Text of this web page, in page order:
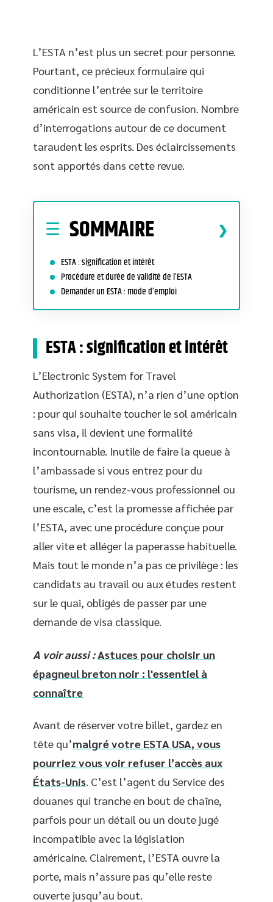
L’ESTA n’est plus un secret pour personne.
Pourtant, ce précieux formulaire qui
conditionne l’entrée sur le territoire
américain est source de confusion. Nombre
d’interrogations autour de ce document
taraudent les esprits. Des éclaircissements
sont apportés dans cette revue.
SOMMAIRE
ESTA : signification et intérêt
Procédure et durée de validité de l’ESTA
Demander un ESTA : mode d’emploi
ESTA : signification et intérêt
L’Electronic System for Travel
Authorization (ESTA), n’a rien d’une option
: pour qui souhaite toucher le sol américain
sans visa, il devient une formalité
incontournable. Inutile de faire la queue à
l’ambassade si vous entrez pour du
tourisme, un rendez-vous professionnel ou
une escale, c’est la promesse affichée par
l’ESTA, avec une procédure conçue pour
aller vite et alléger la paperasse habituelle.
Mais tout le monde n’a pas ce privilège : les
candidats au travail ou aux études restent
sur le quai, obligés de passer par une
demande de visa classique.
A voir aussi : Astuces pour choisir un
épagneul breton noir : l'essentiel à
connaître
Avant de réserver votre billet, gardez en
tête qu’malgré votre ESTA USA, vous
pourriez vous voir refuser l’accès aux
États-Unis. C’est l’agent du Service des
douanes qui tranche en bout de chaîne,
parfois pour un détail ou un doute jugé
incompatible avec la législation
américaine. Clairement, l’ESTA ouvre la
porte, mais n’assure pas qu’elle reste
ouverte jusqu’au bout.